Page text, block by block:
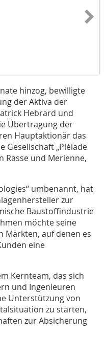
hinzog, bewilligte
der Aktiva der
Hebrard und
Übertragung der
Hauptaktionär das
Gesellschaft „Pléiade
Rasse und Merienne,
umbenannt, hat
zur
Baustoffindustrie
möchte seine
Märkten, auf denen es
eine
Kernteam, das sich
und Ingenieuren
Unterstützung von
zu starten,
zur Absicherung